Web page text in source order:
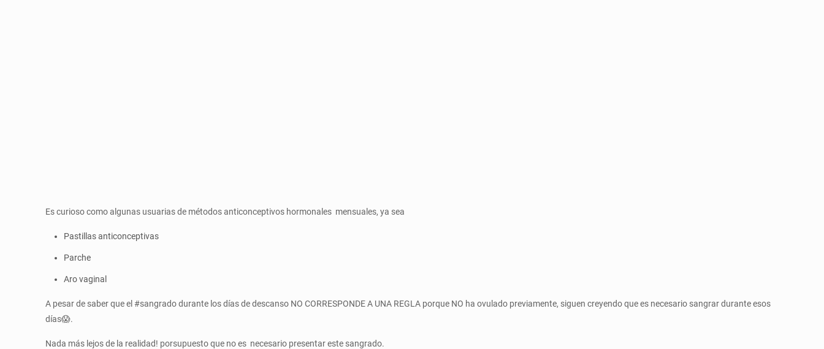
Es curioso como algunas usuarias de métodos anticonceptivos hormonales mensuales, ya sea
Pastillas anticonceptivas
Parche
Aro vaginal
A pesar de saber que el #sangrado durante los días de descanso NO CORRESPONDE A UNA REGLA porque NO ha ovulado previamente, siguen creyendo que es necesario sangrar durante esos
días😱.
Nada más lejos de la realidad! porsupuesto que no es necesario presentar este sangrado.